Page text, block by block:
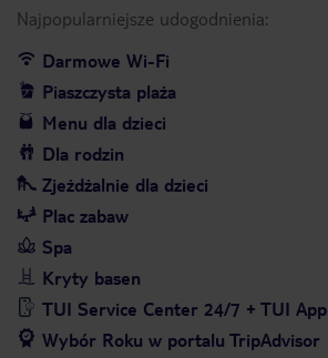
Najpopularniejsze udogodnienia:
Darmowe Wi-Fi
Piaszczysta plaża
Menu dla dzieci
Dla rodzin
Zjeżdżalnie dla dzieci
Plac zabaw
Spa
Kryty basen
TUI Service Center 24/7 + TUI App
Wybór Roku w portalu TripAdvisor